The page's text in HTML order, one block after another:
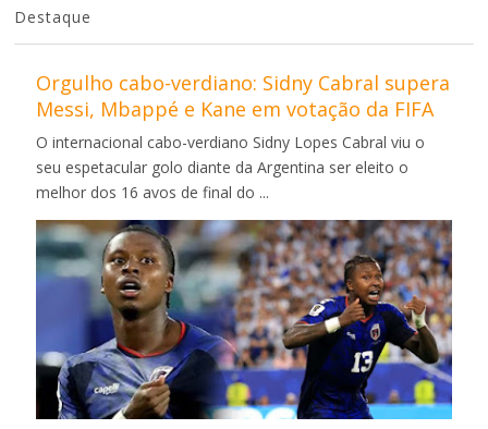
Destaque
Orgulho cabo-verdiano: Sidny Cabral supera
Messi, Mbappé e Kane em votação da FIFA
O internacional cabo-verdiano Sidny Lopes Cabral viu o
seu espetacular golo diante da Argentina ser eleito o
melhor dos 16 avos de final do ...